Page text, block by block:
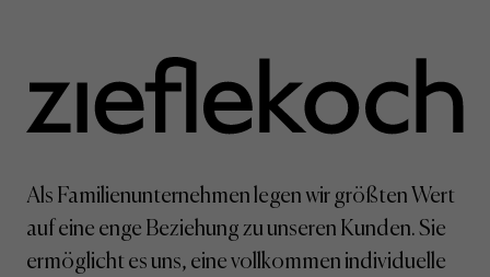
Als Familienunternehmen legen wir größten Wert
auf eine enge Beziehung zu unseren Kunden. Sie
ermöglicht es uns, eine vollkommen individuelle